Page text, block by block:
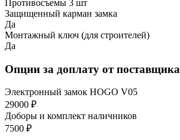
Противосъемы 3 шт
Защищенный карман замка
Да
Монтажный ключ (для строителей)
Да
Опции за доплату от поставщика
Электронный замок HOGO V05
29000 ₽
Доборы и комплект наличников
7500 ₽